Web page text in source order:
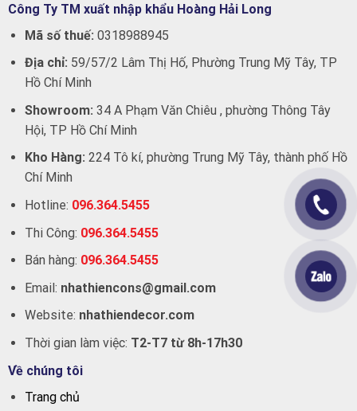
Công Ty TM xuất nhập khẩu Hoàng Hải Long
Mã số thuế: 0318988945
Địa chỉ: 59/57/2 Lâm Thị Hố, Phường Trung Mỹ Tây, TP
Hồ Chí Minh
Showroom: 34 A Phạm Văn Chiêu , phường Thông Tây
Hội, TP Hồ Chí Minh
Kho Hàng: 224 Tô kí, phường Trung Mỹ Tây, thành phố Hồ
Chí Minh
Hotline: 096.364.5455
Thi Công: 096.364.5455
Bán hàng: 096.364.5455
Email: nhathiencons@gmail.com
Website: nhathiendecor.com
Thời gian làm việc: T2-T7 từ 8h-17h30
Về chúng tôi
Trang chủ